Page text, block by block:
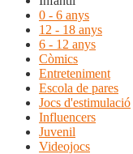
0 - 6 anys
12 - 18 anys
6 - 12 anys
Còmics
Entreteniment
Escola de pares
Jocs d'estimulació
Influencers
Juvenil
Videojocs